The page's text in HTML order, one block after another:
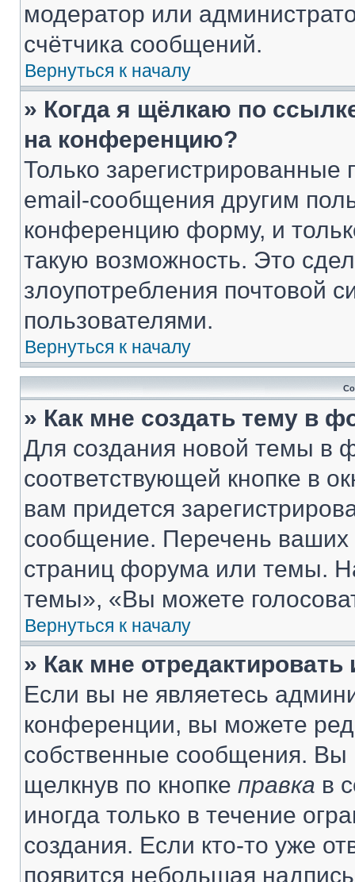
модератор или
счётчика сообщений.
Вернуться к началу
» Когда я щёлкаю по
на конференцию?
Только зарегистрированные
email-сообщения другим
конференцию форму, и
такую возможность. Это
злоупотребления почтовой
пользователями.
Вернуться к началу
» Как мне создать тему в
Для создания новой темы в
соответствующей кнопке в
вам придется
сообщение. Перечень ваших
страниц форума или темы.
темы», «Вы можете
Вернуться к началу
» Как мне
Если вы не являетесь
конференции, вы можете
собственные сообщения. Вы
щелкнув по кнопке правка в
иногда только в течение
создания. Если кто-то уже
появится небольшая